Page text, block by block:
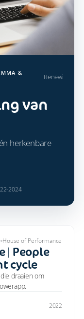
&
Renewi
van
herkenbare
2024
House of Performance
| People
cycle
draaien om
2022